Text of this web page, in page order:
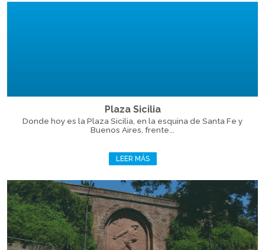
Plaza Sicilia
Donde hoy es la Plaza Sicilia, en la esquina de Santa Fe y
Buenos Aires, frente...
LEER MÁS